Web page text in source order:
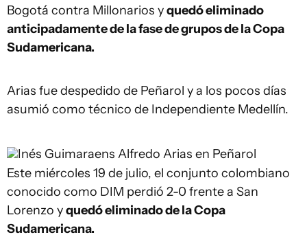
Bogotá contra Millonarios yquedó eliminado
anticipadamente de la fase de grupos de la Copa
Sudamericana.
Arias fue despedido de Peñarol y a los pocos días
asumió como técnico de Independiente Medellín.
Inés Guimaraens Alfredo Arias en Peñarol
Este miércoles 19 de julio, el conjunto colombiano
conocido como DIM perdió 2-0 frente a San
Lorenzo yquedó eliminado de la Copa
Sudamericana.